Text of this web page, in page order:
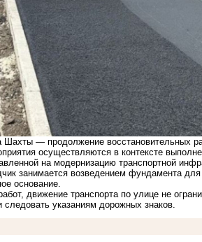
Шахты — продолжение восстановительных
осуществляются в контексте
на модернизацию транспортной
занимается возведением фундамента
основание.
движение транспорта по улице не
следовать указаниям дорожных знаков.